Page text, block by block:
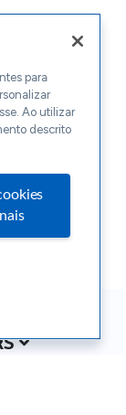
para
Ao utilizar
descrito